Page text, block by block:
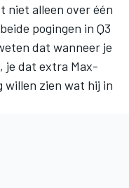
niet alleen over één
pogingen in Q3
dat wanneer je
je dat extra Max-
willen zien wat hij in